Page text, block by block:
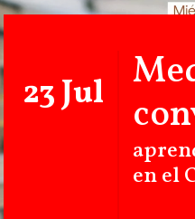
23 Jul
en el